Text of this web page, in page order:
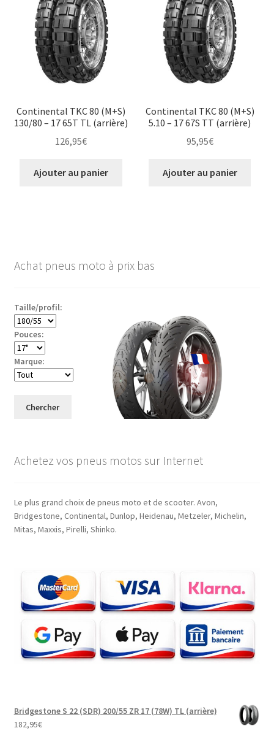
Continental TKC 80 (M+S)
130/80 – 17 65T TL (arrière)
126,95€
Ajouter au panier
Continental TKC 80 (M+S)
5.10 – 17 67S TT (arrière)
95,95€
Ajouter au panier
Achat pneus moto à prix bas
Taille/profil:
Pouces:
Marque:
Chercher
Achetez vos pneus motos sur Internet
Le plus grand choix de pneus moto et de scooter. Avon,
Bridgestone, Continental, Dunlop, Heidenau, Metzeler, Michelin,
Mitas, Maxxis, Pirelli, Shinko.
Bridgestone S 22 (SDR) 200/55 ZR 17 (78W) TL (arrière)
182,95€